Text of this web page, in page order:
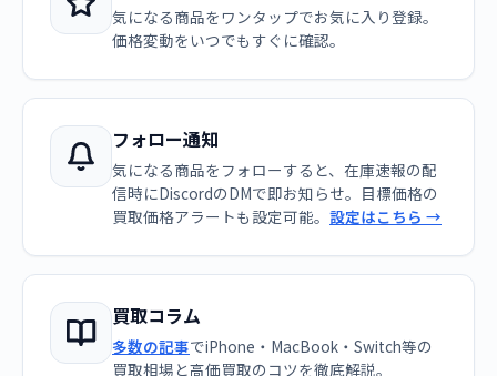
気になる商品をワンタップでお気に入り登録。
価格変動をいつでもすぐに確認。
フォロー通知
気になる商品をフォローすると、在庫速報の配
信時にDiscordのDMで即お知らせ。目標価格の
買取価格アラートも設定可能。 設定はこちら →
買取コラム
多数の記事でiPhone・MacBook・Switch等の
買取相場と高価買取のコツを徹底解説。